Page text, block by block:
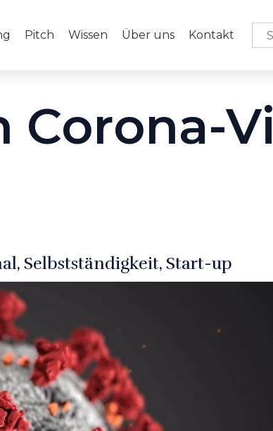
Skip
Pitch Wissen Über uns Kontakt
Corona-
Selbstständigkeit Start-up